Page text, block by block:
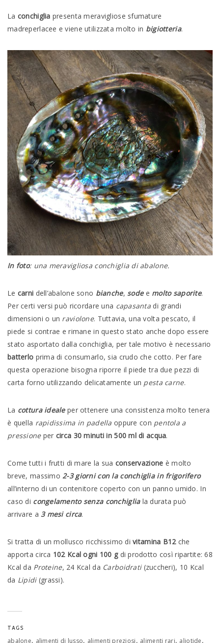
La conchiglia presenta meravigliose sfumature
madreperlacee e viene utilizzata molto in bigiotteria.
In foto: una meravigliosa conchiglia di abalone.
Le carni dell’abalone sono bianche, sodee molto saporite.
Per certi versi può ricordare una capasanta di grandi
dimensioni o un raviolone. Tuttavia, una volta pescato, il
piede si contrae e rimane in questo stato anche dopo essere
stato asportato dalla conchiglia, per tale motivo è necessario
batterlo prima di consumarlo, sia crudo che cotto. Per fare
questa operazione bisogna riporre il piede tra due pezzi di
carta forno utilizzando delicatamente un pesta carne.
La cottura ideale per ottenere una consistenza molto tenera
è quella rapidissima in padella oppure con pentola a
pressioneper circa 30 minuti in 500 ml di acqua.
Come tutti i frutti di mare la sua conservazione è molto
breve, massimo2-3 giorni con la conchiglia in frigorifero
all’interno di un contenitore coperto con un panno umido. In
caso di congelamento senza conchigliala durata può
arrivare a3 mesi circa.
Si tratta di un mollusco ricchissimo divitamina B12che
apporta circa 102 Kcal ogni 100 gdi prodotto così ripartite: 68
Kcal da Proteine, 24 Kcal da Carboidrati(zuccheri), 10 Kcal
da Lipidi(grassi).
TAGS
abalone, alimenti di lusso, alimenti preziosi, alimenti rari, aliotide,